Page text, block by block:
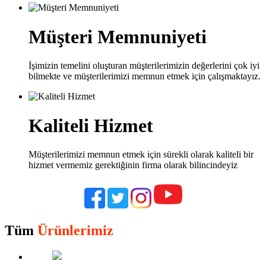
Müşteri Memnuniyeti
İşimizin temelini oluşturan müşterilerimizin değerlerini çok iyi
bilmekte ve müşterilerimizi memnun etmek için çalışmaktayız.
Kaliteli Hizmet
Müşterilerimizi memnun etmek için sürekli olarak kaliteli bir
hizmet vermemiz gerektiğinin firma olarak bilincindeyiz
Tüm Ürünlerimiz